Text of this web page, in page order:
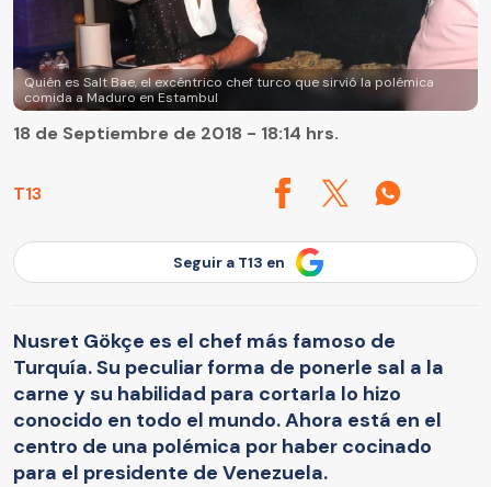
Quién es Salt Bae, el excéntrico chef turco que sirvió la polémica
comida a Maduro en Estambul
T13
18 de Septiembre de 2018 - 18:14 hrs.
Seguir a T13 en
Nusret Gökçe es el chef más famoso de
Turquía. Su peculiar forma de ponerle sal a la
carne y su habilidad para cortarla lo hizo
conocido en todo el mundo. Ahora está en el
centro de una polémica por haber cocinado
para el presidente de Venezuela.